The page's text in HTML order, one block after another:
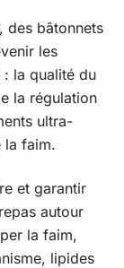
des bâtonnets
les
: la qualité du
la régulation
ultra-
la faim.
et garantir
autour
la faim,
lipides